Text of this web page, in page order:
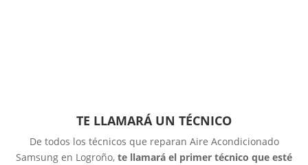
TE LLAMARÁ UN TÉCNICO
De todos los técnicos que reparan Aire Acondicionado
Samsung en Logroño, te llamará el primer técnico que esté